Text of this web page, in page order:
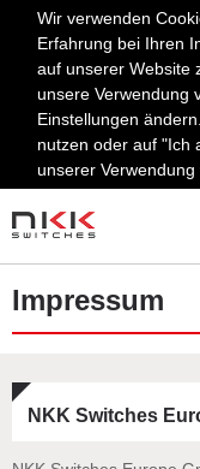
Wir verwenden
Erfahrung bei Ihren
auf unserer Website
unsere Verwendung
Einstellungen
nutzen oder auf "Ich
unserer
Impressum
NKK Switches